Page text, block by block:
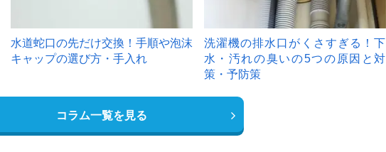
水道蛇口の先だけ交換！手順や泡沫
キャップの選び方・手入れ
洗濯機の排水口がくさすぎる！下
水・汚れの臭いの5つの原因と対
策・予防策
コラム一覧を見る